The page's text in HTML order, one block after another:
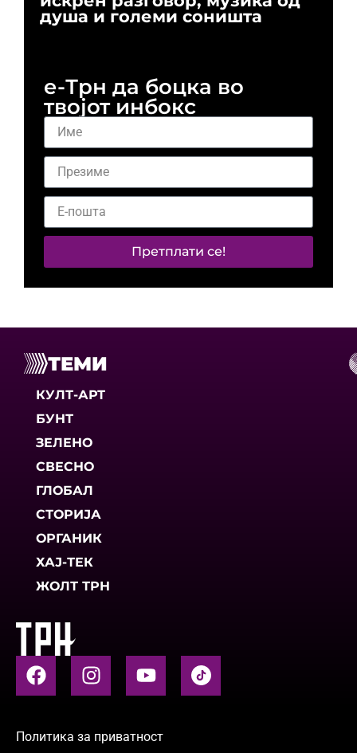
душа и големи соништа
е-Трн да боцка во
твојот инбокс
Претплати се!
ТЕМИ
КУЛТ-АРТ
БУНТ
ЗЕЛЕНО
СВЕСНО
ГЛОБАЛ
СТОРИЈА
ОРГАНИК
ХАЈ-ТЕК
ЖОЛТ ТРН
Политика за приватност